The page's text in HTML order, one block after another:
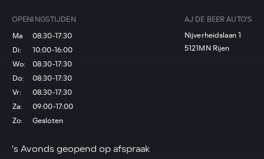
OPENINGSTIJDEN
Ma
08:30-17:30
Di:
10:00-16:00
Wo:
08:30-17:30
Do:
08:30-17:30
Vr:
08:30-17:30
Za:
09:00-17:00
Zo:
Gesloten
's Avonds geopend op afspraak
AJ DE BEER AUTO'S
Nijverheidslaan 1
5121MN Rijen